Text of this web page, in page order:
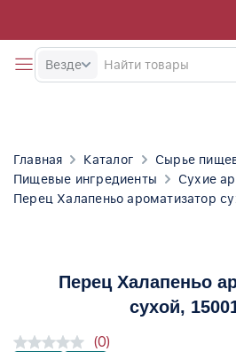
Везде
Главная Каталог
Сырье
Пищевые ингредиенты
Сухие
Перец Халапеньо ароматизатор
Перец Халапеньо
сухой,
(0)